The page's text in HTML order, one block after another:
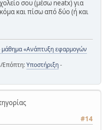
σου (μέσω neatx) για
και πίσω από δύο (ή και
μάθημα «Ανάπτυξη εφαρμογών
Επόπτη:Υποστήριξη-
#14